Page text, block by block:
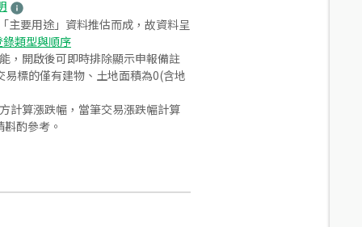
主要用途」資料推估而成，故資料呈
類型與順序
，開啟後可即時排除顯示申報備註
標的僅有建物、土地面積為0(含地
計算漲跌幅，當筆交易漲跌幅計算
酌參考。